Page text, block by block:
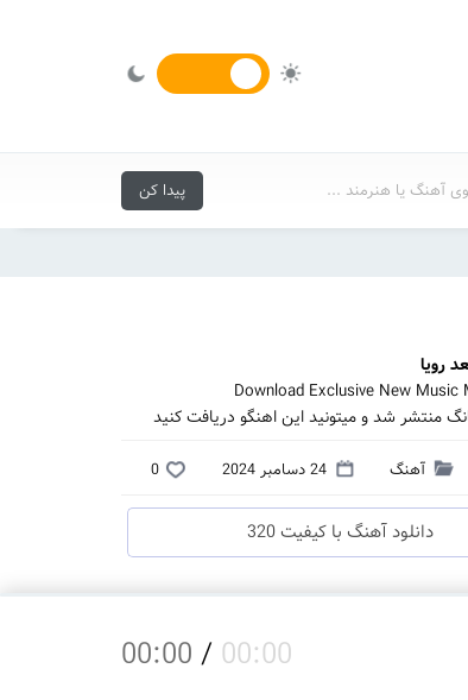
رویا
Download Exclusive New
منتشر شد و میتونید این اهنگو دریافت کنید
آهنگ 24 دسامبر 2024 0
دانلود آهنگ با کیفیت 320
00:00 / 00:00